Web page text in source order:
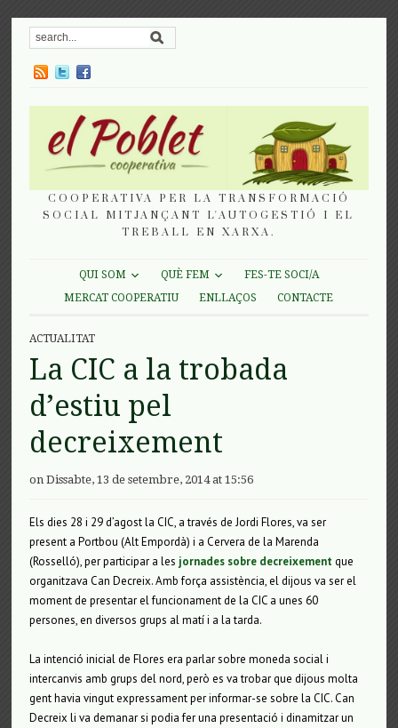
COOPERATIVA PER LA TRANSFORMACIÓ
SOCIAL MITJANÇANT L'AUTOGESTIÓ I EL
TREBALL EN XARXA.
QUI SOM QUÈ FEM
FES-TE SOCI/A
MERCAT COOPERATIU
ENLLAÇOS CONTACTE
ACTUALITAT
La CIC a la trobada
d’estiu pel
decreixement
on Dissabte, 13 de setembre, 2014 at 15:56
Els dies 28 i 29 d’agost la CIC, a través de Jordi Flores, va ser
present a Portbou (Alt Empordà) i a Cervera de la Marenda
(Rosselló), per participar a les jornades sobre decreixementque
organitzava Can Decreix. Amb força assistència, el dijous va ser el
moment de presentar el funcionament de la CIC a unes 60
persones, en diversos grups al matí i a la tarda.
La intenció inicial de Flores era parlar sobre moneda social i
intercanvis amb grups del nord, però es va trobar que dijous molta
gent havia vingut expressament per informar-se sobre la CIC. Can
Decreix li va demanar si podia fer una presentació i dinamitzar un